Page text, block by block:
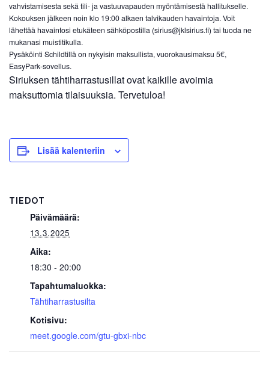
vahvistamisesta sekä tili- ja vastuuvapauden myöntämisestä hallitukselle.
Kokouksen jälkeen noin klo 19:00 alkaen talvikauden havaintoja. Voit
lähettää havaintosi etukäteen sähköpostilla (sirius@jklsirius.fi) tai tuoda ne
mukanasi muistitikulla.
Pysäköinti Schildtillä on nykyisin maksullista, vuorokausimaksu 5€,
EasyPark-sovellus.
Siriuksen tähtiharrastusillat ovat kaikille avoimia
maksuttomia tilaisuuksia. Tervetuloa!
Lisää kalenteriin
TIEDOT
Päivämäärä:
13.3.2025
Aika:
18:30 - 20:00
Tapahtumaluokka:
Tähtiharrastusilta
Kotisivu:
meet.google.com/gtu-gbxi-nbc